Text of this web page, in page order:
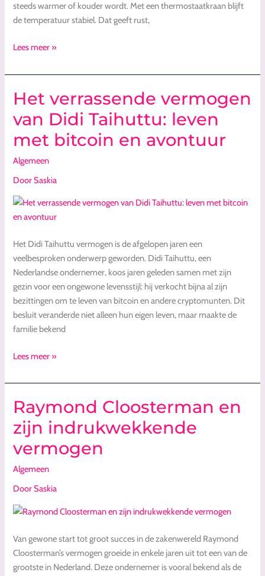
steeds warmer of kouder wordt. Met een thermostaatkraan blijft
de temperatuur stabiel. Dat geeft rust,
Lees meer »
Het verrassende vermogen
van Didi Taihuttu: leven
met bitcoin en avontuur
Algemeen
DoorSaskia
Het Didi Taihuttu vermogen is de afgelopen jaren een
veelbesproken onderwerp geworden. Didi Taihuttu, een
Nederlandse ondernemer, koos jaren geleden samen met zijn
gezin voor een ongewone levensstijl: hij verkocht bijna al zijn
bezittingen om te leven van bitcoin en andere cryptomunten. Dit
besluit veranderde niet alleen hun eigen leven, maar maakte de
familie bekend
Het
verrassende
vermogen
van
Taihuttu:
leven
met
bitcoin
en
Lees meer »
Raymond Cloosterman en
zijn indrukwekkende
vermogen
Algemeen
DoorSaskia
Van gewone start tot groot succes in de zakenwereld Raymond
Cloosterman’s vermogen groeide in enkele jaren uit tot een van de
grootste in Nederland. Deze ondernemer is vooral bekend als de
Raymond
Cloosterman
en
zijn
indrukwekkende
vermogen